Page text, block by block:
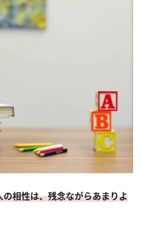
の相性は、残念ながらあまりよ